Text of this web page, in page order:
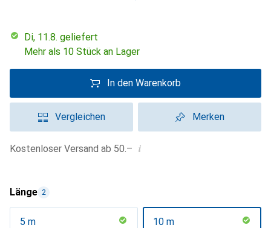
Di, 11.8. geliefert
Mehr als 10 Stück an Lager
In den Warenkorb
Vergleichen Merken
Kostenloser Versand ab 50.– i
Länge 2
5 m 10 m